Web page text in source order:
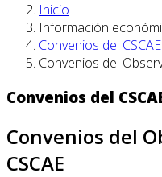
Inicio
Información
Convenios del CSCAE
Convenios del
Convenios del
Convenios del
CSCAE